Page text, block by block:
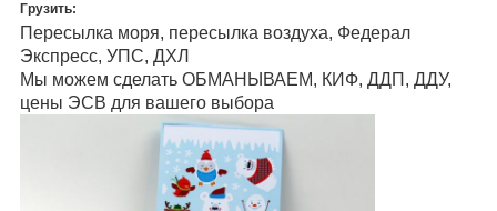
Грузить:
Пересылка моря, пересылка воздуха, Федерал
Экспресс, УПС, ДХЛ
Мы можем сделать ОБМАНЫВАЕМ, КИФ, ДДП, ДДУ,
цены ЭСВ для вашего выбора